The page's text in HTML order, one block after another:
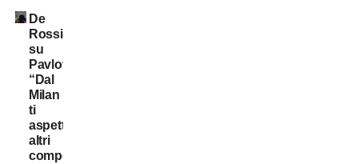
De
Rossi
su
Pavlovic:
“Dal
Milan
ti
aspetti
altri
comportamenti”